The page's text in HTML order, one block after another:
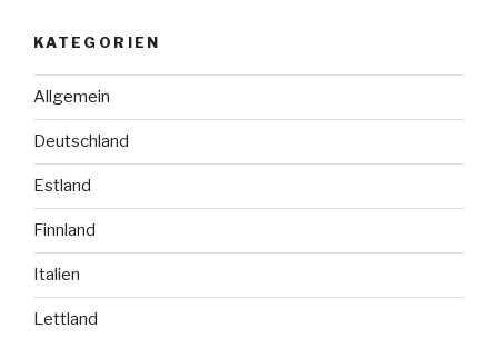
KATEGORIEN
Allgemein
Deutschland
Estland
Finnland
Italien
Lettland